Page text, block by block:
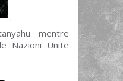
mentre
Nazioni Unite